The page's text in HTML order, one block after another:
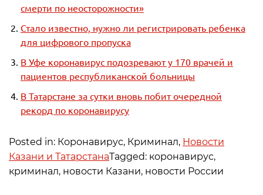
смерти по неосторожности»
Стало известно, нужно ли регистрировать ребенка
для цифрового пропуска
В Уфе коронавирус подозревают у 170 врачей и
пациентов республиканской больницы
В Татарстане за сутки вновь побит очередной
рекорд по коронавирусу
Posted in: Коронавирус, Криминал, Новости
Казани и ТатарстанаTagged: коронавирус,
криминал, новости Казани, новости России